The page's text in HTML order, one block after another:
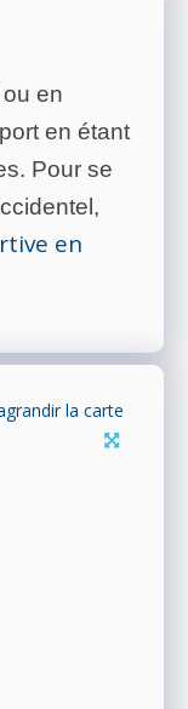
ou en
en étant
Pour se
en
la carte